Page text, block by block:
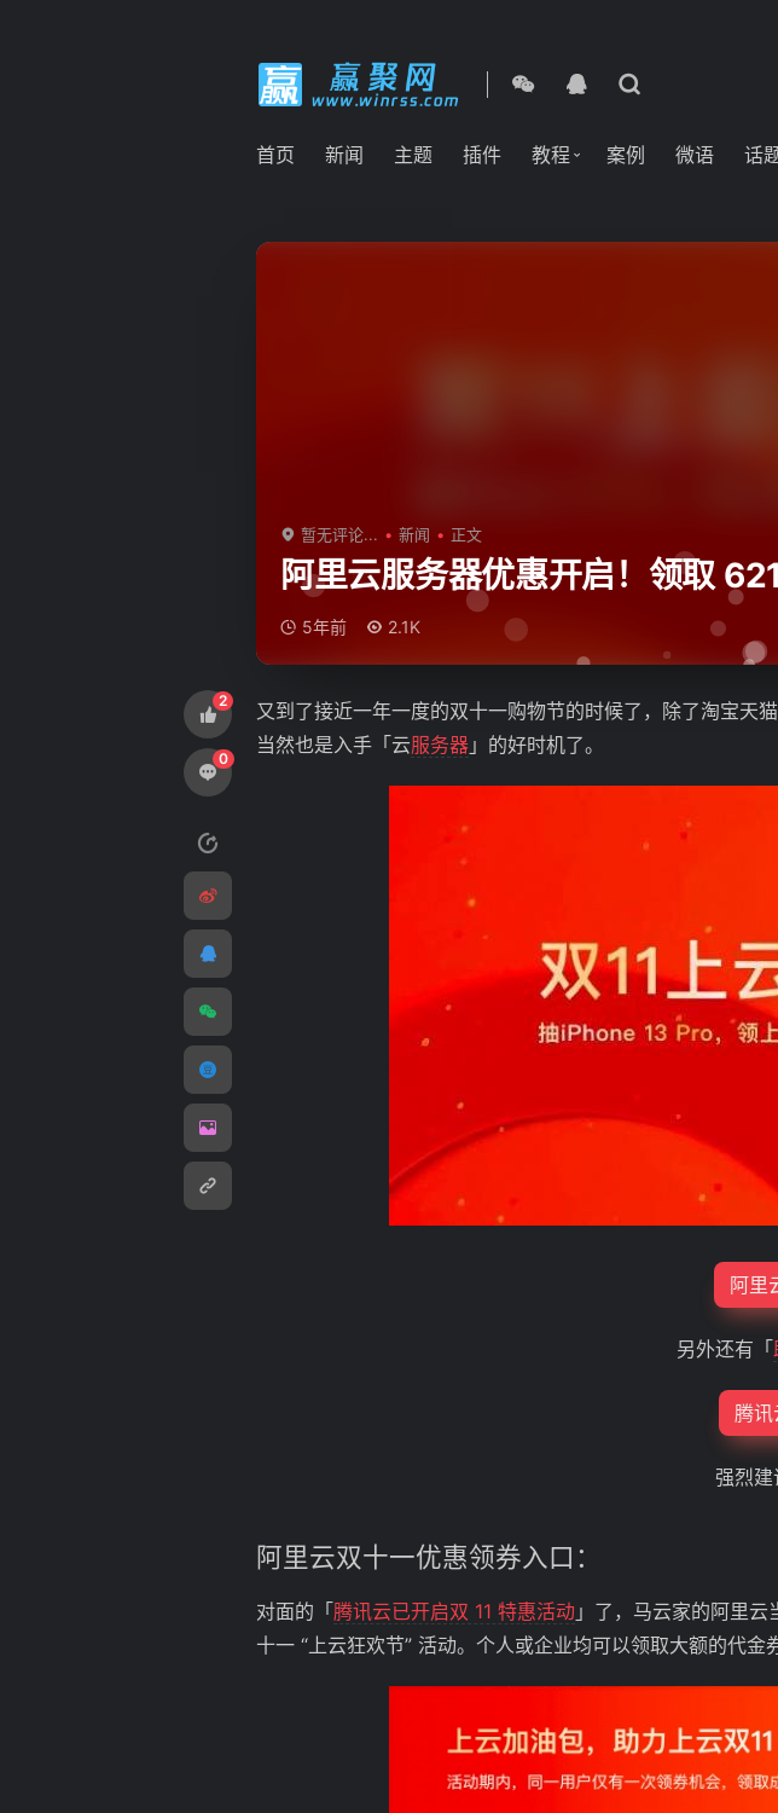
首页 新闻 主题 插件 教程 案例 微语 话
暂无评论... 新闻 正文
阿里云服务器优惠开启！领取
5年前 2.1K
2
0
又到了接近一年一度的双十一购物节的时候了，除了淘宝天
当然也是入手「云服务器 」的好时机了。
阿里
另外还有「
腾讯
强烈建
阿里云双十一优惠领券入口：
对面的「 腾讯云已开启双 11 特惠活动 」了，马云家的阿里
十一 “上云狂欢节” 活动。个人或企业均可以领取大额的代金